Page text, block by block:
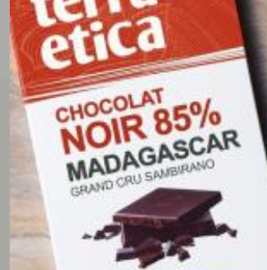
tous les avis clients
5/5
(2 avis)
Françoise
23/01/2026